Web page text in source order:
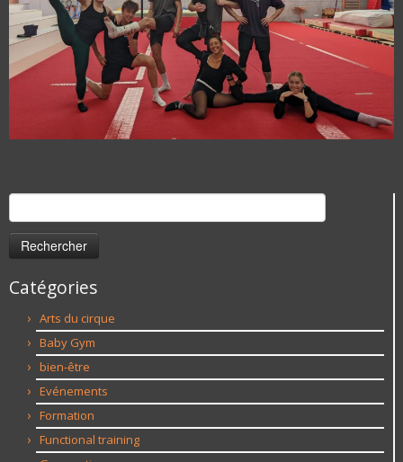
Rechercher :
Catégories
Arts du cirque
Baby Gym
bien-être
Evénements
Formation
Functional training